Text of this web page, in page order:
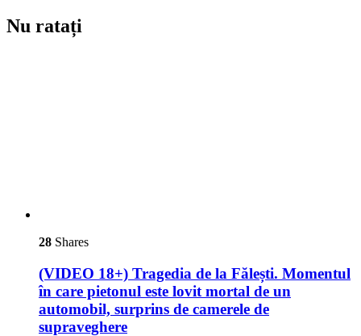
Nu ratați
28 Shares
(VIDEO 18+) Tragedia de la Fălești. Momentul
în care pietonul este lovit mortal de un
automobil, surprins de camerele de
supraveghere